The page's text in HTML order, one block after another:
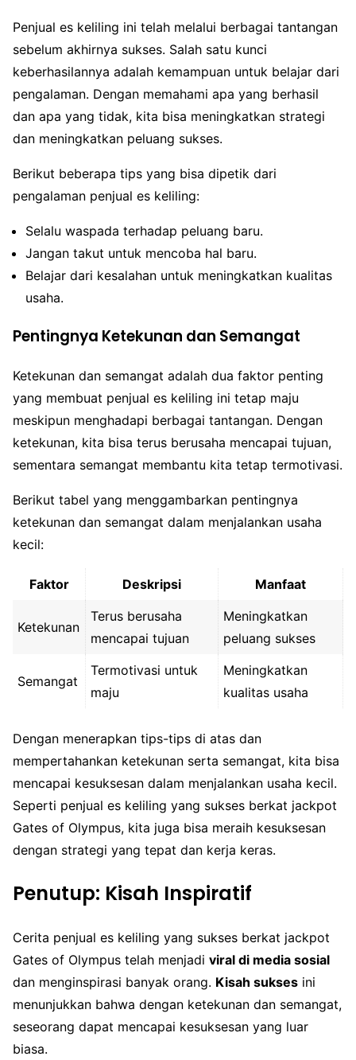
Penjual es keliling ini telah melalui berbagai tantangan
sebelum akhirnya sukses. Salah satu kunci
keberhasilannya adalah kemampuan untuk belajar dari
pengalaman. Dengan memahami apa yang berhasil
dan apa yang tidak, kita bisa meningkatkan strategi
dan meningkatkan peluang sukses.
Berikut beberapa tips yang bisa dipetik dari
pengalaman penjual es keliling:
Selalu waspada terhadap peluang baru.
Jangan takut untuk mencoba hal baru.
Belajar dari kesalahan untuk meningkatkan kualitas
usaha.
Pentingnya Ketekunan dan Semangat
Ketekunan dan semangat adalah dua faktor penting
yang membuat penjual es keliling ini tetap maju
meskipun menghadapi berbagai tantangan. Dengan
ketekunan, kita bisa terus berusaha mencapai tujuan,
sementara semangat membantu kita tetap termotivasi.
Berikut tabel yang menggambarkan pentingnya
ketekunan dan semangat dalam menjalankan usaha
kecil:
Faktor Deskripsi Manfaat
Ketekunan
Terus berusaha
mencapai tujuan
Meningkatkan
peluang sukses
Semangat
Termotivasi untuk
maju
Meningkatkan
kualitas usaha
Dengan menerapkan tips-tips di atas dan
mempertahankan ketekunan serta semangat, kita bisa
mencapai kesuksesan dalam menjalankan usaha kecil.
Seperti penjual es keliling yang sukses berkat jackpot
Gates of Olympus, kita juga bisa meraih kesuksesan
dengan strategi yang tepat dan kerja keras.
Penutup: Kisah Inspiratif
Cerita penjual es keliling yang sukses berkat jackpot
Gates of Olympus telah menjadi viral di media sosial
dan menginspirasi banyak orang. Kisah sukses ini
menunjukkan bahwa dengan ketekunan dan semangat,
seseorang dapat mencapai kesuksesan yang luar
biasa.